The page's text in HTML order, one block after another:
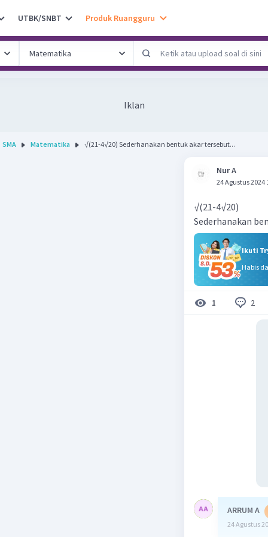
UTBK/SNBT Produk Ruangguru
Iklan
SMA Matematika √(21-4√20) Sederhanakan bentuk akar tersebut...
Nur A
24 Agustus 2024
√(21-4√20)
Sederhanakan
Ikuti
Habis
1 2
ARRUM A
24 Agustus